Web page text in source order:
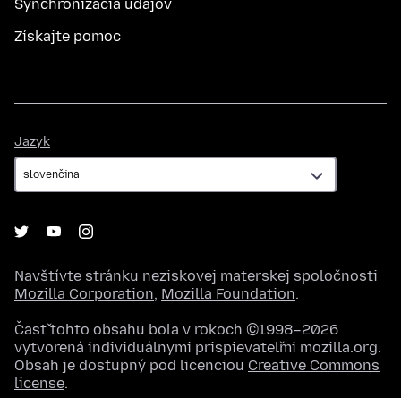
Synchronizácia údajov
Získajte pomoc
Jazyk
Navštívte stránku neziskovej materskej spoločnosti
Mozilla Corporation, Mozilla Foundation.
Časť tohto obsahu bola v rokoch ©1998–2026
vytvorená individuálnymi prispievateľmi mozilla.org.
Obsah je dostupný pod licenciou Creative Commons
license.